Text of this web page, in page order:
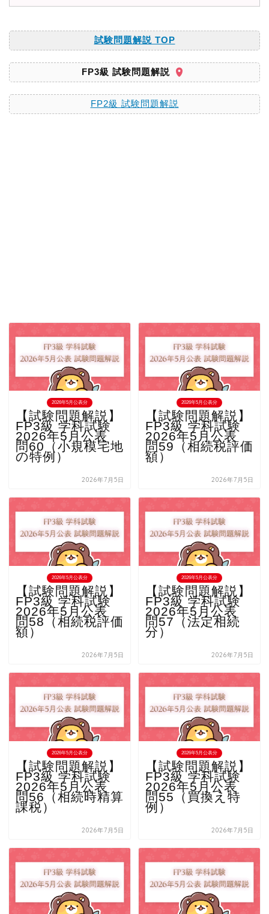
試験問題解説 TOP
FP3級 試験問題解説
FP2級 試験問題解説
2026年5月公表分
【試験問題解説】
FP3級 学科試験
2026年5月公表
問60（小規模宅地
の特例）
2026年7月5日
2026年5月公表分
【試験問題解説】
FP3級 学科試験
2026年5月公表
問59（相続税評価
額）
2026年7月5日
2026年5月公表分
【試験問題解説】
FP3級 学科試験
2026年5月公表
問58（相続税評価
額）
2026年7月5日
2026年5月公表分
【試験問題解説】
FP3級 学科試験
2026年5月公表
問57（法定相続
分）
2026年7月5日
2026年5月公表分
【試験問題解説】
FP3級 学科試験
2026年5月公表
問56（相続時精算
課税）
2026年7月5日
2026年5月公表分
【試験問題解説】
FP3級 学科試験
2026年5月公表
問55（買換え特
例）
2026年7月5日